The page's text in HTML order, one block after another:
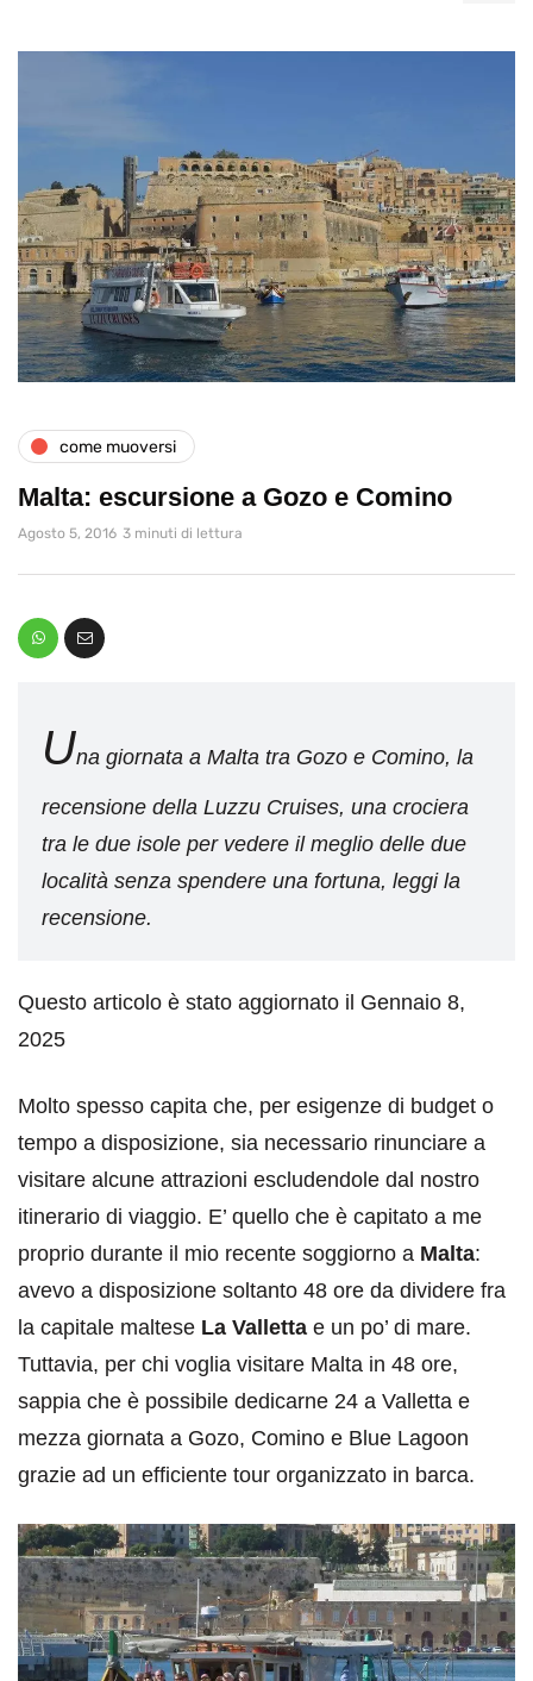
come muoversi
Malta: escursione a Gozo e Comino
Agosto 5, 2016 3 minuti di lettura
Una giornata a Malta tra Gozo e Comino, la
recensione della Luzzu Cruises, una crociera
tra le due isole per vedere il meglio delle due
località senza spendere una fortuna, leggi la
recensione.
Questo articolo è stato aggiornato il Gennaio 8,
2025
Molto spesso capita che, per esigenze di budget o
tempo a disposizione, sia necessario rinunciare a
visitare alcune attrazioni escludendole dal nostro
itinerario di viaggio. E’ quello che è capitato a me
proprio durante il mio recente soggiorno a Malta:
avevo a disposizione soltanto 48 ore da dividere fra
la capitale maltese La Valletta e un po’ di mare.
Tuttavia, per chi voglia visitare Malta in 48 ore,
sappia che è possibile dedicarne 24 a Valletta e
mezza giornata a Gozo, Comino e Blue Lagoon
grazie ad un efficiente tour organizzato in barca.